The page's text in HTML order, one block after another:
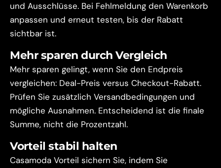
und Ausschlüsse. Bei Fehlmeldung den Warenkorb
anpassen und erneut testen, bis der Rabatt
sichtbar ist.
Mehr sparen durch Vergleich
Mehr sparen gelingt, wenn Sie den Endpreis
vergleichen: Deal-Preis versus Checkout-Rabatt.
Prüfen Sie zusätzlich Versandbedingungen und
mögliche Ausnahmen. Entscheidend ist die finale
Summe, nicht die Prozentzahl.
Vorteil stabil halten
Casamoda Vorteil sichern Sie, indem Sie